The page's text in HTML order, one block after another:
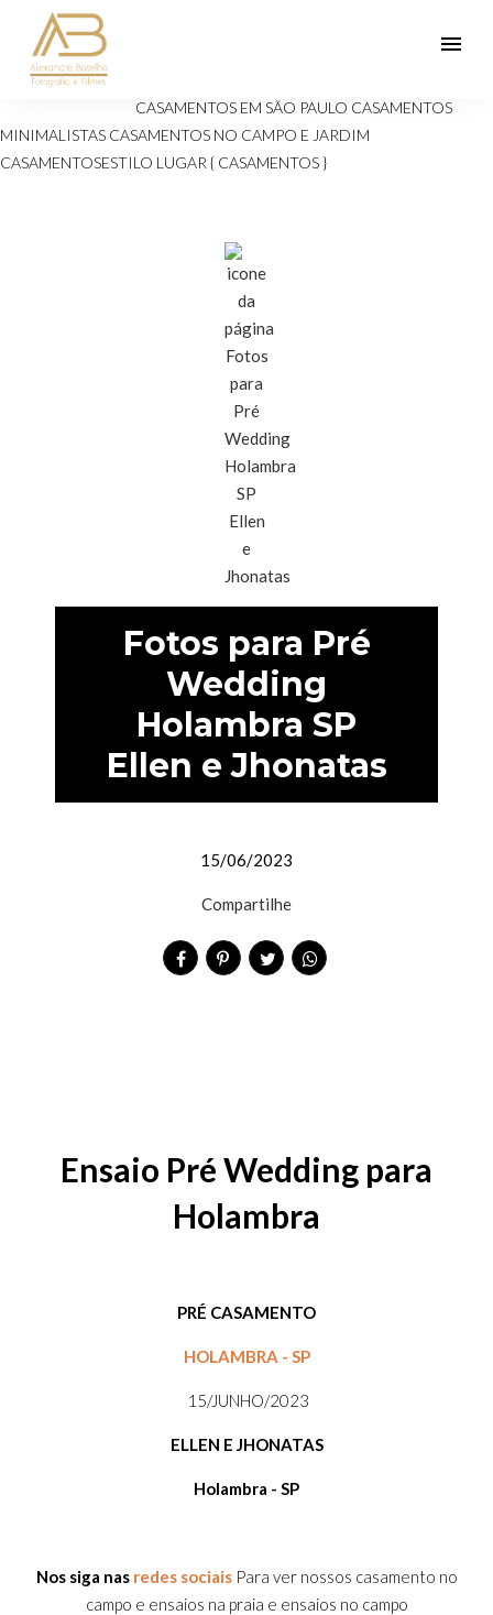
menu
CASAMENTOS EM SÃO PAULO CASAMENTOS
MINIMALISTAS CASAMENTOS NO CAMPO E JARDIM
CASAMENTOSESTILO LUGAR { CASAMENTOS }
Fotos para Pré
Wedding
Holambra SP
Ellen e Jhonatas
15/06/2023
Compartilhe
Ensaio Pré Wedding para
Holambra
PRÉ CASAMENTO
HOLAMBRA - SP
15/JUNHO/2023
ELLEN E JHONATAS
Holambra - SP
Nos siga nas redes sociaisPara ver nossos casamento no
campo e ensaios na praia e ensaios no campo